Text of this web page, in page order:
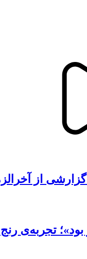
از
تجربه‌ی رنج